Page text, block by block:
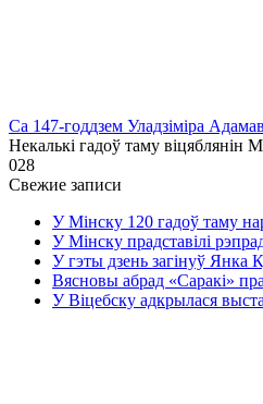
Са 147-годдзем Уладзіміра
Некалькі гадоў таму віцяблянін
028
Свежие записи
У Мінску 120 гадоў таму
У Мінску прадставілі
У гэты дзень загінуў Янка
Вясновы абрад «Саракі»
У Віцебску адкрылася